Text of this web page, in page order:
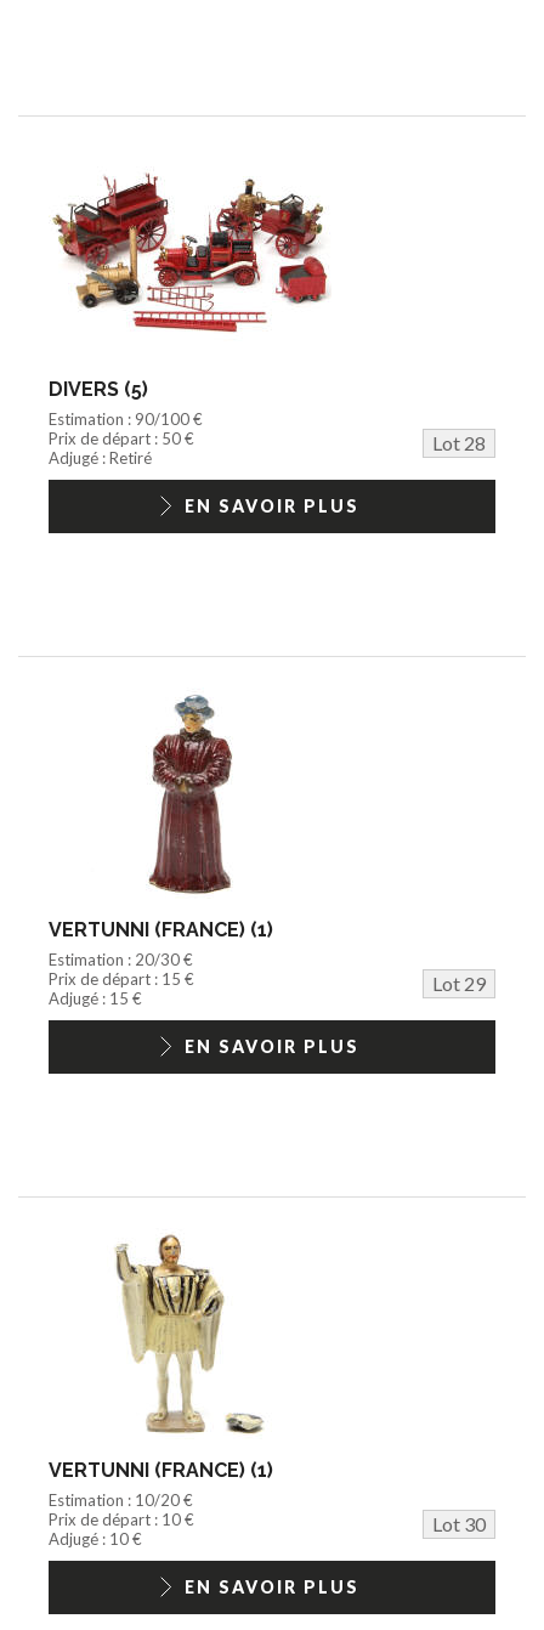
DIVERS (5)
Estimation : 90/100 €
Prix de départ : 50 €
Lot 28
Adjugé : Retiré
EN SAVOIR PLUS
VERTUNNI (FRANCE) (1)
Estimation : 20/30 €
Prix de départ : 15 €
Lot 29
Adjugé : 15 €
EN SAVOIR PLUS
VERTUNNI (FRANCE) (1)
Estimation : 10/20 €
Prix de départ : 10 €
Lot 30
Adjugé : 10 €
EN SAVOIR PLUS